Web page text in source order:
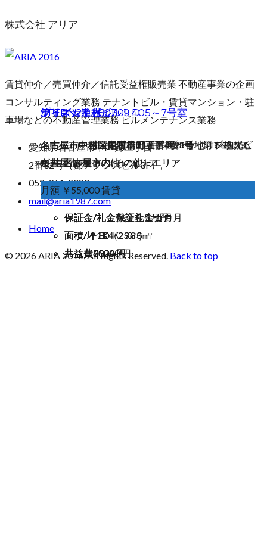
STERN23 601
名古屋市中川区尾頭橋三丁目4番1号 STERN23,
名古屋市内(その他）エリア
月額 ￥62,000 賃貸
保証金/礼金敷金礼金ゼロ
面積/坪1K 29.83㎡
共益費6000 円
ライオン進光ビル 405～7号室
名古屋市中区栄四丁目21番23号 ライオン進光ビ
ル, 中区エリア
月額 ￥279,620 税別
保証金/礼金保証金１カ月
面積/坪８４．０６㎡
共益費76260 円
第６スカイビル ９D
名古屋市中村区佐古前町７番３５号 第６スカイ
ビル, 名古屋市内(その他）エリア
月額 ￥31,000 賃貸
保証金/礼金敷金礼金１カ月
面積/坪1K（23㎡）
共益費6000 円
プリズム中村 301
名古屋市中村区中村本町五丁目28番地 プリズム
中村, 名古屋市内(その他）エリア
月額 ￥55,000 賃貸
保証金/礼金保証金5万円
面積/坪1ＤＫ
共益費3000 円
株式会社 アリア
賃貸仲介／売買仲介／信託受益権販売業 不動産事業の企画
コンサルティング業務 テナントビル・賃貸マンション・駐
車場などの不動産管理業務 ビルメンテナンス業務
愛知県名古屋市中区錦三丁目
2番32号（錦アクシスビル3F）,
052-961-2080
mail@aria1987.com
Home
© 2026 ARIA 2016, All Rights Reserved. Back to top